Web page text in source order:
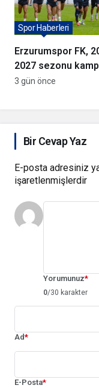
Erzurumspor FK,
2027 sezonu
tamamladı
Spor Haberleri
3 gün önce
Bir Cevap Yaz
E-posta adresiniz
işaretlenmişlerdir
Yorumunuz*
0/30 karakter
Ad*
E-Posta*